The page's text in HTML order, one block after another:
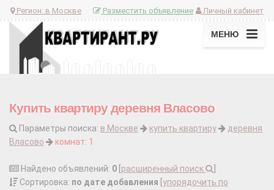
Регион: в Москве Личный кабинет
Разместить объявление
МЕНЮ
Купить квартиру деревня Власово
Параметры поиска: в Москве купить квартиру
деревня
Власово
комнат: 1
Найдено объявлений: 0 расширенный поиск
Сортировка: по дате добавления упорядочить по